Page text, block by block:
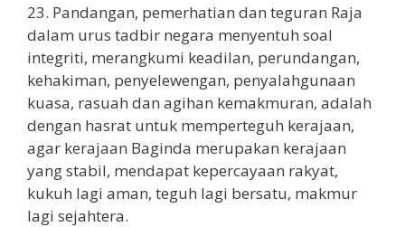
23. Pandangan, pemerhatian dan teguran Raja
dalam urus tadbir negara menyentuh soal
integriti, merangkumi keadilan, perundangan,
kehakiman, penyelewengan, penyalahgunaan
kuasa, rasuah dan agihan kemakmuran, adalah
dengan hasrat untuk memperteguh kerajaan,
agar kerajaan Baginda merupakan kerajaan
yang stabil, mendapat kepercayaan rakyat,
kukuh lagi aman, teguh lagi bersatu, makmur
lagi sejahtera.